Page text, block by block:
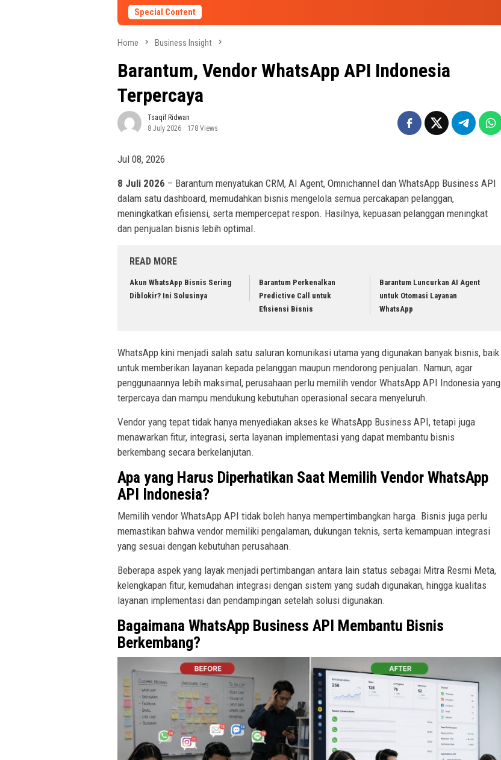
Special Content
Home Business Insight
Barantum, Vendor WhatsApp API Indonesia
Terpercaya
Tsaqif Ridwan
8 July 2026
178 Views
Jul 08, 2026
8 Juli 2026 – Barantum menyatukan CRM, AI Agent, Omnichannel dan WhatsApp Business API
dalam satu dashboard, memudahkan bisnis mengelola semua percakapan pelanggan,
meningkatkan efisiensi, serta mempercepat respon. Hasilnya, kepuasan pelanggan meningkat
dan penjualan bisnis lebih optimal.
READ MORE
Akun WhatsApp Bisnis Sering
Diblokir? Ini Solusinya
Barantum Perkenalkan
Predictive Call untuk
Efisiensi Bisnis
Barantum Luncurkan AI Agent
untuk Otomasi Layanan
WhatsApp
WhatsApp kini menjadi salah satu saluran komunikasi utama yang digunakan banyak bisnis, baik
untuk memberikan layanan kepada pelanggan maupun mendorong penjualan. Namun, agar
penggunaannya lebih maksimal, perusahaan perlu memilih vendor WhatsApp API Indonesia yang
terpercaya dan mampu mendukung kebutuhan operasional secara menyeluruh.
Vendor yang tepat tidak hanya menyediakan akses ke WhatsApp Business API, tetapi juga
menawarkan fitur, integrasi, serta layanan implementasi yang dapat membantu bisnis
berkembang secara berkelanjutan.
Apa yang Harus Diperhatikan Saat Memilih Vendor WhatsApp
API Indonesia?
Memilih vendor WhatsApp API tidak boleh hanya mempertimbangkan harga. Bisnis juga perlu
memastikan bahwa vendor memiliki pengalaman, dukungan teknis, serta kemampuan integrasi
yang sesuai dengan kebutuhan perusahaan.
Beberapa aspek yang layak menjadi pertimbangan antara lain status sebagai Mitra Resmi Meta,
kelengkapan fitur, kemudahan integrasi dengan sistem yang sudah digunakan, hingga kualitas
layanan implementasi dan pendampingan setelah solusi digunakan.
Bagaimana WhatsApp Business API Membantu Bisnis
Berkembang?